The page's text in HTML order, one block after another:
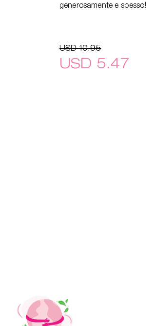
generosamente e spesso!
USD 10.95
USD 5.47